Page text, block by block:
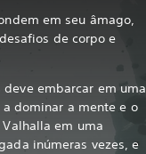
em seu âmago,
de corpo e
embarcar em uma
dominar a mente e o
em uma
inúmeras vezes, e